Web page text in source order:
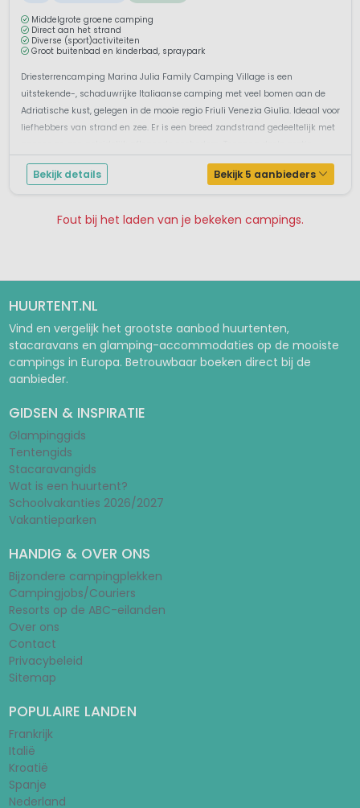
Middelgrote groene camping
Direct aan het strand
Diverse (sport)activiteiten
Groot buitenbad en kinderbad, spraypark
Driesterrencamping Marina Julia Family Camping Village is een
uitstekende-, schaduwrijke Italiaanse camping met veel bomen aan de
Adriatische kust, gelegen in de mooie regio Friuli Venezia Giulia. Ideaal voor
liefhebbers van strand en zee. Er is een breed zandstrand gedeeltelijk met
Bekijk details Bekijk 5 aanbieders
Fout bij het laden van je bekeken campings.
HUURTENT.NL
Vind en vergelijk het grootste aanbod huurtenten,
stacaravans en glamping-accommodaties op de mooiste
campings in Europa. Betrouwbaar boeken direct bij de
aanbieder.
GIDSEN & INSPIRATIE
Glampinggids
Tentengids
Stacaravangids
Wat is een huurtent?
Schoolvakanties 2026/2027
Vakantieparken
HANDIG & OVER ONS
Bijzondere campingplekken
Campingjobs/Couriers
Resorts op de ABC-eilanden
Over ons
Contact
Privacybeleid
Sitemap
POPULAIRE LANDEN
Frankrijk
Italië
Kroatië
Spanje
Nederland